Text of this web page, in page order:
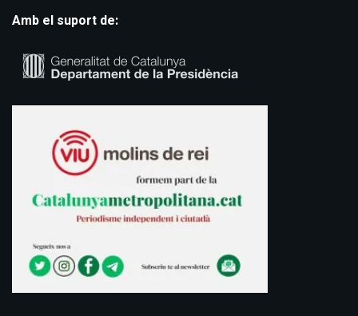
Amb el suport de: